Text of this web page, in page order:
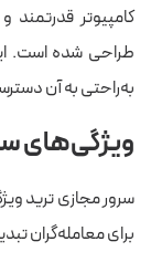
کامپیوتر
طراحی شده است.
به‌راحتی به آن
ویژگی‌های
سرور مجازی ترید
برای معامله‌گران